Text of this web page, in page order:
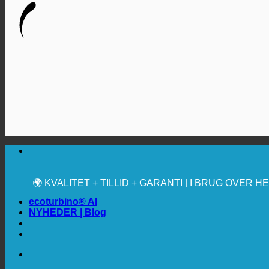
🌍 KVALITET + TILLID + GARANTI | I BRUG OVER
ecoturbino® AI
NYHEDER | Blog